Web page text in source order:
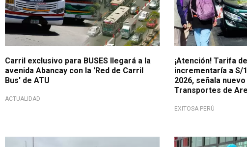
Carril exclusivo para BUSES llegará a la
avenida Abancay con la 'Red de Carril
Bus' de ATU
ACTUALIDAD
¡Atención! Tarifa
incrementaría a S/
2026, señala
Transportes de
EXITOSA PERÚ
Sancionarán a